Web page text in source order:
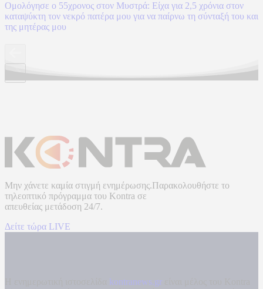
Ομολόγησε ο 55χρονος στον Μυστρά: Είχα για 2,5 χρόνια στον
καταψύκτη τον νεκρό πατέρα μου για να παίρνω τη σύνταξή του και
της μητέρας μου
Μην χάνετε καμία στιγμή ενημέρωσης.Παρακολουθήστε το
τηλεοπτικό πρόγραμμα του Kontra σε
απευθείας μετάδοση 24/7.
Δείτε τώρα LIVE
kontranews.gr